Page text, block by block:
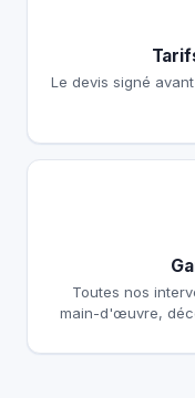
Le devis signé
Toutes nos
main-d'œuvre,